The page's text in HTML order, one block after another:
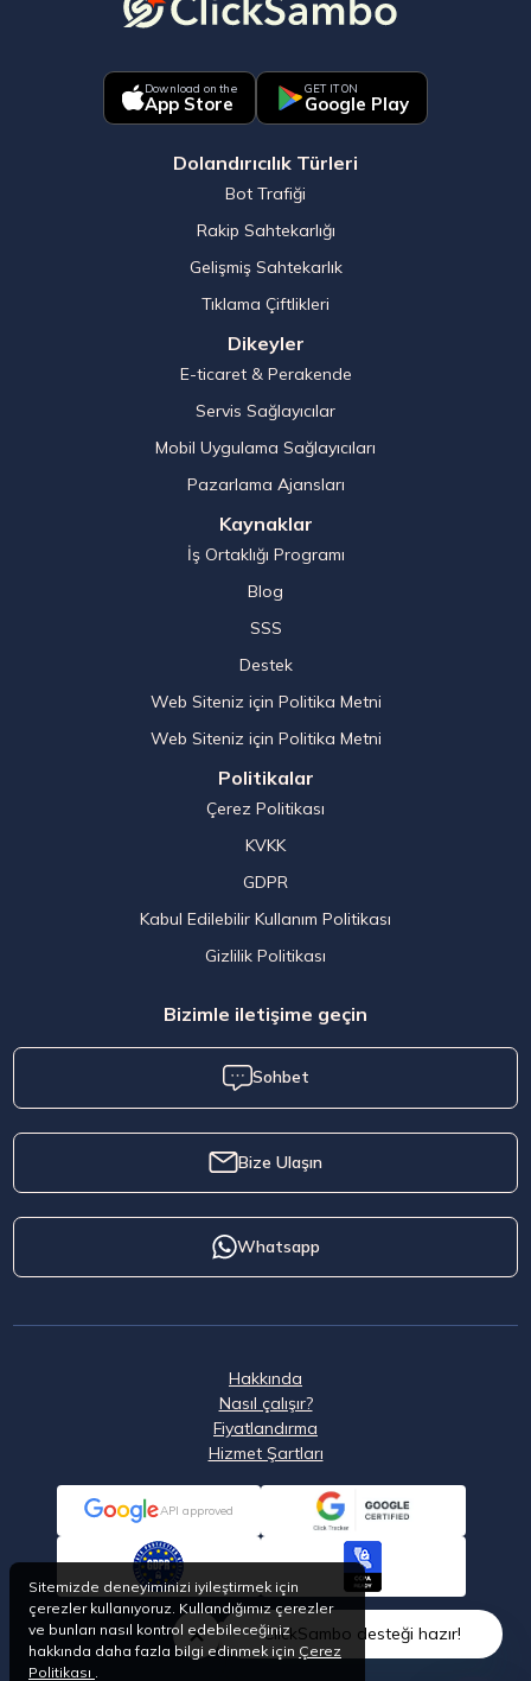
Download on the
App Store
GET IT ON
Google Play
Dolandırıcılık Türleri
Bot Trafiği
Rakip Sahtekarlığı
Gelişmiş Sahtekarlık
Tıklama Çiftlikleri
Dikeyler
E-ticaret & Perakende
Servis Sağlayıcılar
Mobil Uygulama Sağlayıcıları
Pazarlama Ajansları
Kaynaklar
İş Ortaklığı Programı
Blog
SSS
Destek
Web Siteniz için Politika Metni
Web Siteniz için Politika Metni
Politikalar
Çerez Politikası
KVKK
GDPR
Kabul Edilebilir Kullanım Politikası
Gizlilik Politikası
Bizimle iletişime geçin
Sohbet
Bize Ulaşın
Whatsapp
Hakkında
Nasıl çalışır?
Fiyatlandırma
Hizmet Şartları
API approved
ClickSambo desteği hazır!
Sitemizde deneyiminizi iyileştirmek için
çerezler kullanıyoruz. Kullandığımız çerezler
ve bunları nasıl kontrol edebileceğiniz
hakkında daha fazla bilgi edinmek için Çerez
Politikası .